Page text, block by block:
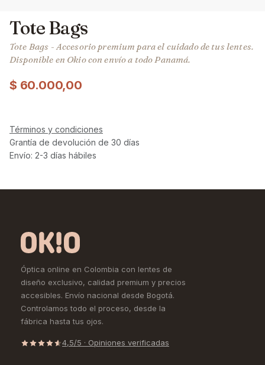
Tote Bags
Tote Bags - Accesorio premium para el cuidado de tus lentes.
Disponible en Okio con envío a todo Panamá.
$ 60.000,00
Términos y condiciones
Grantía de devolución de 30 días
Envío: 2-3 días hábiles
Óptica online en Colombia con lentes de
diseño exclusivo, calidad premium y precios
accesibles. Envío nacional desde Bogotá.
Controlamos todo el proceso, desde la
fábrica hasta tus ojos.
4,5/5 · Opiniones verificadas